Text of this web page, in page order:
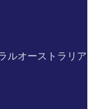
ルオーストラリア